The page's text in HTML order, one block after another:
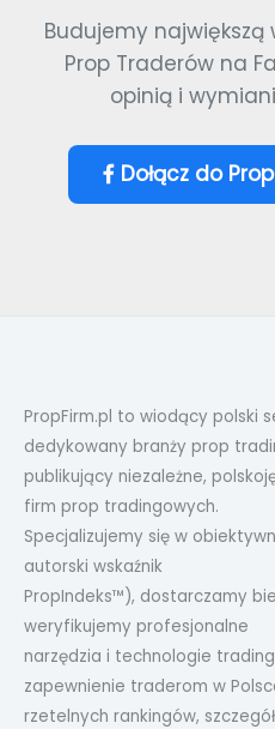
Budujemy największą
Prop Traderów na
opinią i
Dołącz do
PropFirm.pl to wiodący polski
dedykowany branży prop
publikujący niezależne,
firm prop tradingowych.
Specjalizujemy się w
autorski wskaźnik
PropIndeks™), dostarczamy
weryfikujemy profesjonalne
narzędzia i technologie
zapewnienie traderom w
rzetelnych rankingów,